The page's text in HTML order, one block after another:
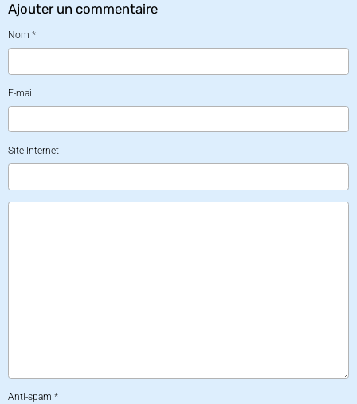
Ajouter un commentaire
Nom
E-mail
Site Internet
Anti-spam